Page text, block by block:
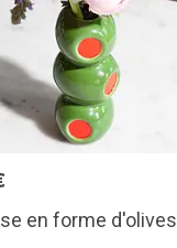
en forme d'olives